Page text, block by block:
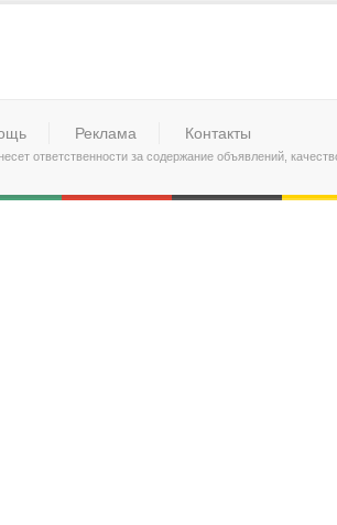
Реклама Контакты
ответственности за содержание объявлений,